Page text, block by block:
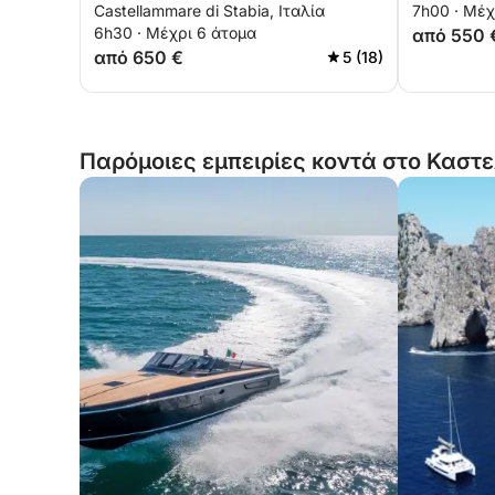
Castellammare di Stabia, Ιταλία
6h30 · Μέχρι 6 άτομα
από 650 € 5 (18)
7h00 ·
από 550
Παρόμοιες εμπειρίες κοντά στο